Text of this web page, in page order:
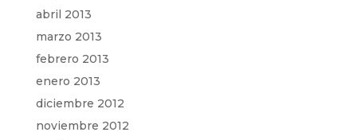
abril 2013
marzo 2013
febrero 2013
enero 2013
diciembre 2012
noviembre 2012